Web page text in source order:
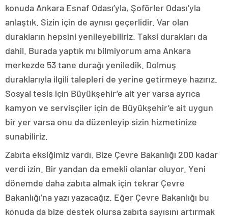
konuda Ankara Esnaf Odası’yla, Şoförler Odası’yla
anlaştık. Sizin için de aynısı geçerlidir. Var olan
durakların hepsini yenileyebiliriz. Taksi durakları da
dahil. Burada yaptık mı bilmiyorum ama Ankara
merkezde 53 tane durağı yeniledik. Dolmuş
duraklarıyla ilgili talepleri de yerine getirmeye hazırız.
Sosyal tesis için Büyükşehir’e ait yer varsa ayrıca
kamyon ve servisçiler için de Büyükşehir’e ait uygun
bir yer varsa onu da düzenleyip sizin hizmetinize
sunabiliriz.
Zabıta eksiğimiz vardı. Bize Çevre Bakanlığı 200 kadar
verdi izin. Bir yandan da emekli olanlar oluyor. Yeni
dönemde daha zabıta almak için tekrar Çevre
Bakanlığı’na yazı yazacağız. Eğer Çevre Bakanlığı bu
konuda da bize destek olursa zabıta sayısını artırmak